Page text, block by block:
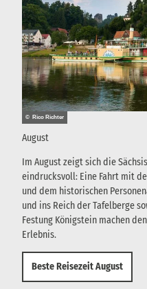
© Rico Richter
August
Im August zeigt sich die
eindrucksvoll: Eine Fahrt mit
und dem historischen
und ins Reich der Tafelberge
Festung Königstein machen
Erlebnis.
Beste Reisezeit August